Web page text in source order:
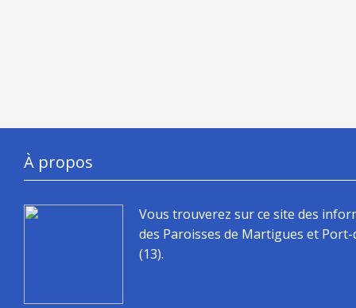
À propos
Vous trouverez sur ce site des
des Paroisses de Martigues et
(13).